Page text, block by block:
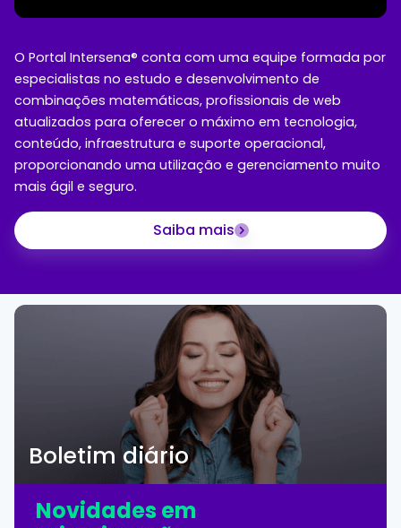
O Portal Intersena® conta com uma equipe formada por
especialistas no estudo e desenvolvimento de
combinações matemáticas, profissionais de web
atualizados para oferecer o máximo em tecnologia,
conteúdo, infraestrutura e suporte operacional,
proporcionando uma utilização e gerenciamento muito
mais ágil e seguro.
Saiba mais
Novidades em
Boletim diário